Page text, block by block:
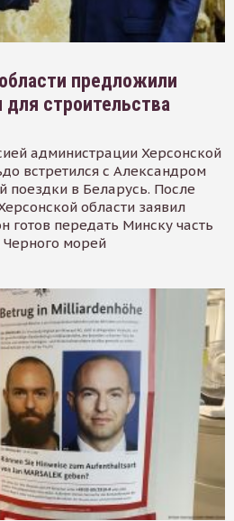
предложили
строительства
администрации Херсонской
встретился с Александром
поездки в Беларусь. После
области заявил
готов передать Минску часть
Черного морей